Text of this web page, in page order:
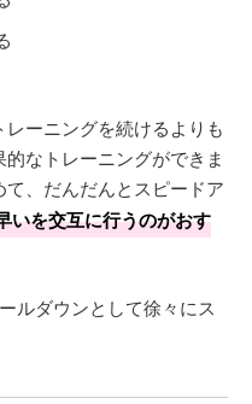
ーニングを続けるよりも
なトレーニングができま
、だんだんとスピードア
いを交互に行うのがおす
ルダウンとして徐々にス